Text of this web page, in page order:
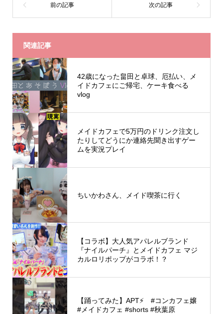
関連記事
42歳になった畠田と卓球、厄払い、メ
イドカフェにご帰宅、ケーキ食べる
vlog
メイドカフェで5万円のドリンク注文し
たりしてどうにか連絡先聞き出すゲー
ムを実況プレイ
ちいかわさん、メイド喫茶に行く
【コラボ】大人気アパレルブランド
『ナイルパーチ』とメイドカフェ マジ
カルロリポップがコラボ！？
【踊ってみた】APT⚡ #コンカフェ嬢
#メイドカフェ #shorts #秋葉原